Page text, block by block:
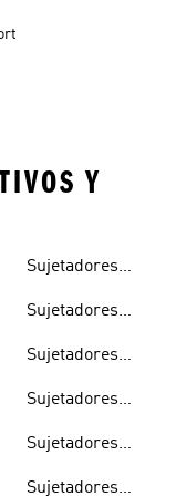
Y
Stella Mccartney
Sujetadores
Sujetadores
La Evacuación Del
Sudor
Sujetadores
Costuras
Sujetadores
Negros
Sujetadores
Sujetadores